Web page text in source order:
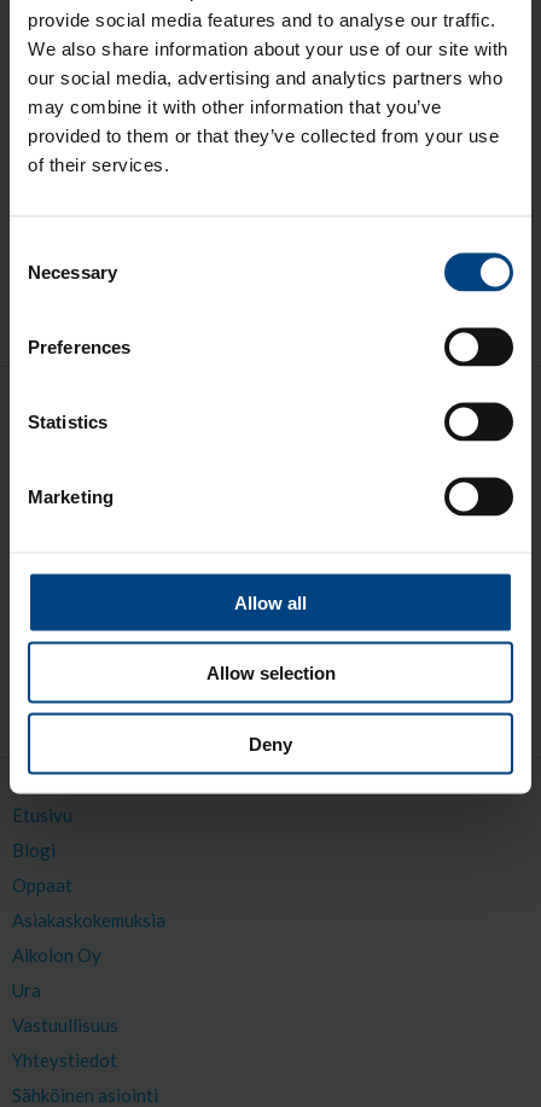
provide social media features and to analyse our traffic.
We also share information about your use of our site with
our social media, advertising and analytics partners who
may combine it with other information that you’ve
provided to them or that they’ve collected from your use
of their services.
Selection
Necessary
Preferences
Statistics
Marketing
Allow all
Allow selection
Deny
Aiheet
Materiaaliesittely(126)
Aikolonin henkilökunnan esittely
Optinen muovi
Katso kaikki
Aikolon Pohjois-Suomi
Aikolon Länsi-Suomi
020 779 0045
020 779 0047
SIVUKARTTA
Etusivu
Blogi
Oppaat
Asiakaskokemuksia
Aikolon Oy
Ura
Vastuullisuus
Yhteystiedot
Sähköinen asiointi